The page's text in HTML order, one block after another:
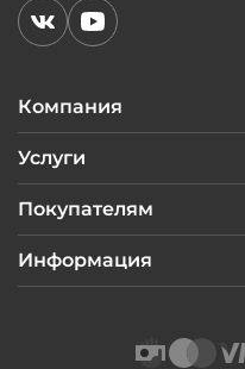
Компания
Услуги
Покупателям
Информация